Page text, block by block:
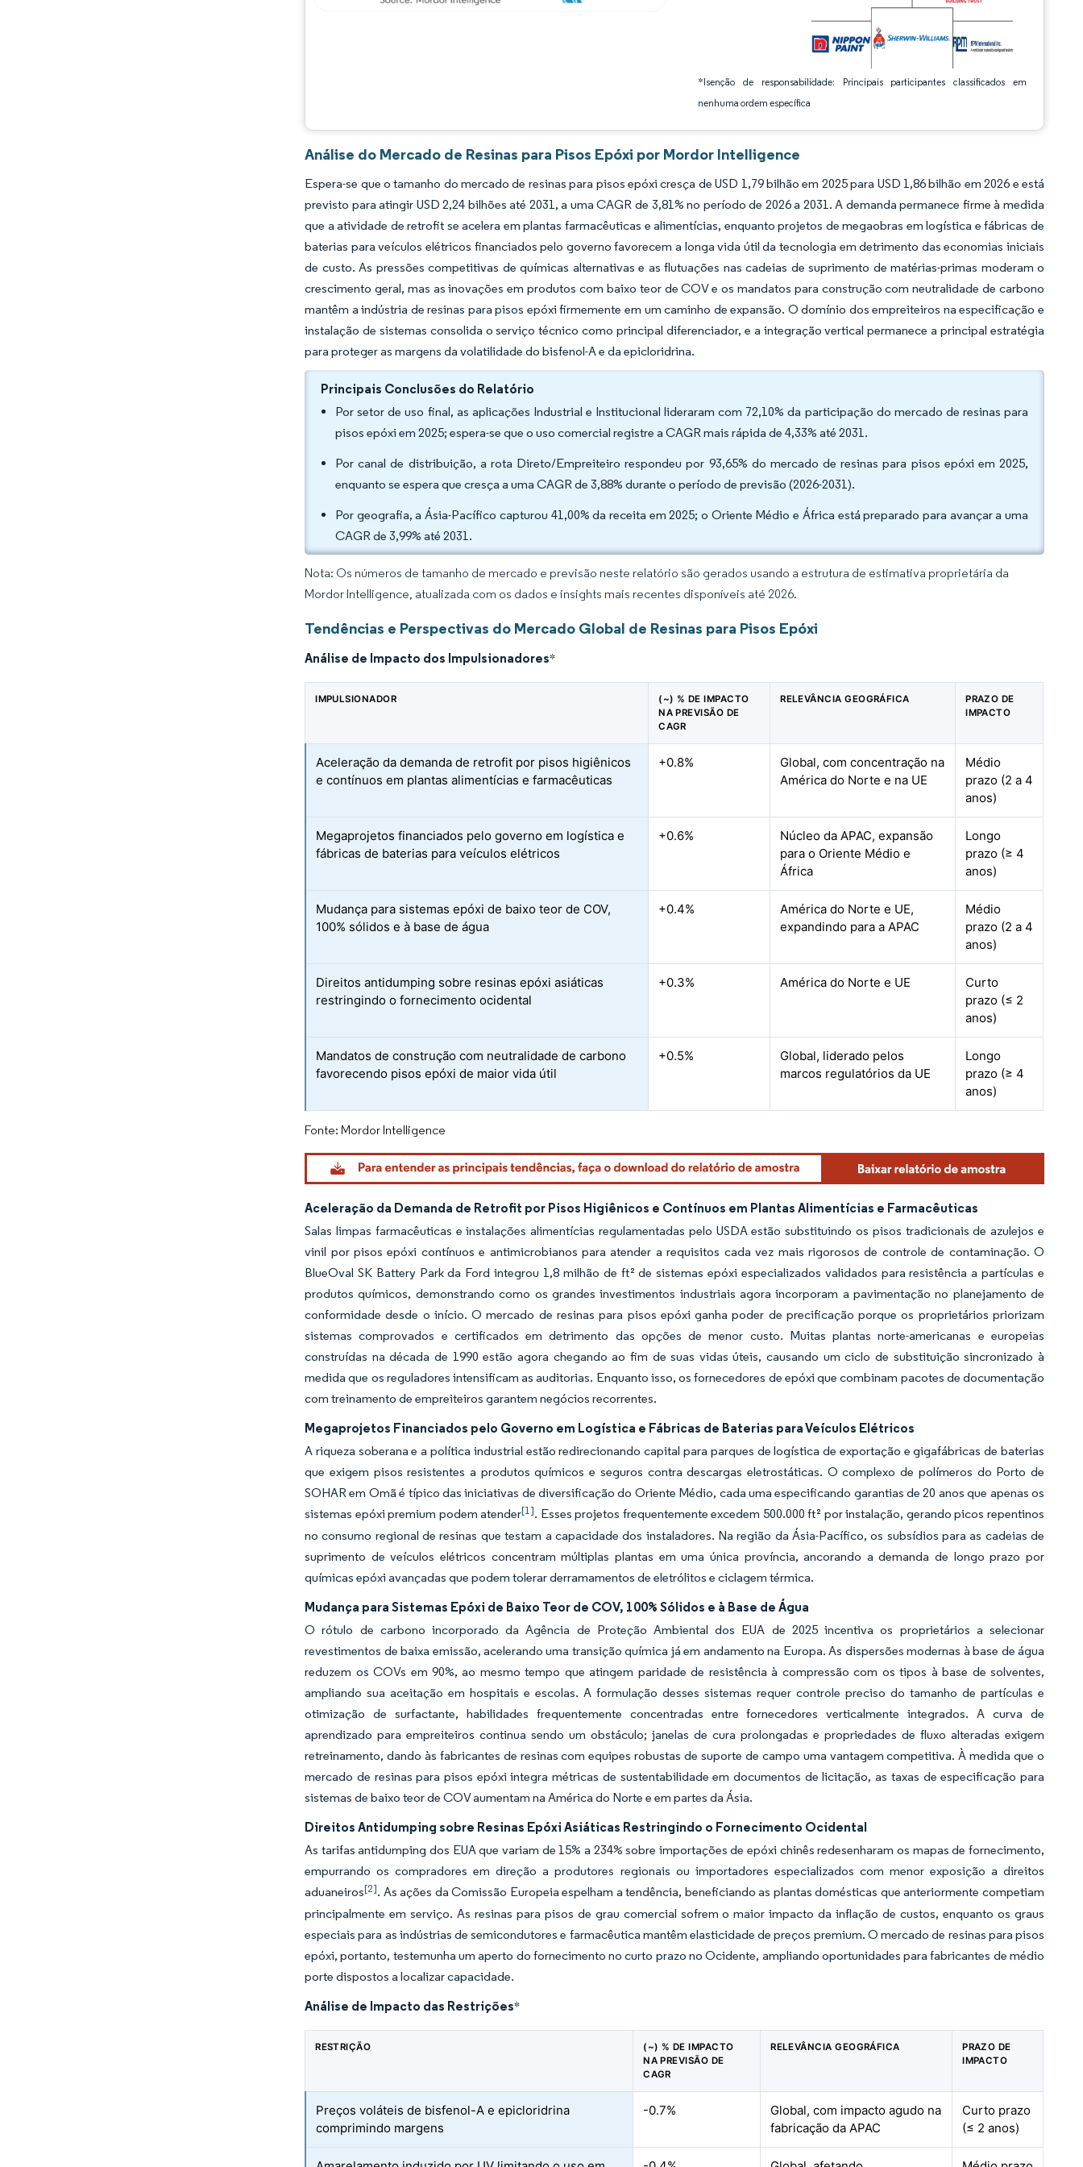
*Isenção de responsabilidade: Principais participantes classificados em
nenhuma ordem específica
Análise do Mercado de Resinas para Pisos Epóxi por Mordor Intelligence
Espera-se que o tamanho do mercado de resinas para pisos epóxi cresça de USD 1,79 bilhão em 2025 para USD 1,86 bilhão em 2026 e está
previsto para atingir USD 2,24 bilhões até 2031, a uma CAGR de 3,81% no período de 2026 a 2031. A demanda permanece firme à medida
que a atividade de retrofit se acelera em plantas farmacêuticas e alimentícias, enquanto projetos de megaobras em logística e fábricas de
baterias para veículos elétricos financiados pelo governo favorecem a longa vida útil da tecnologia em detrimento das economias iniciais
de custo. As pressões competitivas de químicas alternativas e as flutuações nas cadeias de suprimento de matérias-primas moderam o
crescimento geral, mas as inovações em produtos com baixo teor de COV e os mandatos para construção com neutralidade de carbono
mantêm a indústria de resinas para pisos epóxi firmemente em um caminho de expansão. O domínio dos empreiteiros na especificação e
instalação de sistemas consolida o serviço técnico como principal diferenciador, e a integração vertical permanece a principal estratégia
para proteger as margens da volatilidade do bisfenol-A e da epicloridrina.
Principais Conclusões do Relatório
Por setor de uso final, as aplicações Industrial e Institucional lideraram com 72,10% da participação do mercado de resinas para
pisos epóxi em 2025; espera-se que o uso comercial registre a CAGR mais rápida de 4,33% até 2031.
Por canal de distribuição, a rota Direto/Empreiteiro respondeu por 93,65% do mercado de resinas para pisos epóxi em 2025,
enquanto se espera que cresça a uma CAGR de 3,88% durante o período de previsão (2026-2031).
Por geografia, a Ásia-Pacífico capturou 41,00% da receita em 2025; o Oriente Médio e África está preparado para avançar a uma
CAGR de 3,99% até 2031.
Nota: Os números de tamanho de mercado e previsão neste relatório são gerados usando a estrutura de estimativa proprietária da
Mordor Intelligence, atualizada com os dados e insights mais recentes disponíveis até 2026.
Tendências e Perspectivas do Mercado Global de Resinas para Pisos Epóxi
Análise de Impacto dos Impulsionadores*
IMPULSIONADOR
(~) % DE IMPACTO
NA PREVISÃO DE
CAGR
RELEVÂNCIA GEOGRÁFICA
PRAZO DE
IMPACTO
Aceleração da demanda de retrofit por pisos higiênicos
e contínuos em plantas alimentícias e farmacêuticas
+0.8%
Global, com concentração na
América do Norte e na UE
Médio
prazo (2 a 4
anos)
Megaprojetos financiados pelo governo em logística e
fábricas de baterias para veículos elétricos
+0.6%
Núcleo da APAC, expansão
para o Oriente Médio e
África
Longo
prazo (≥ 4
anos)
Mudança para sistemas epóxi de baixo teor de COV,
100% sólidos e à base de água
+0.4%
América do Norte e UE,
expandindo para a APAC
Médio
prazo (2 a 4
anos)
Direitos antidumping sobre resinas epóxi asiáticas
restringindo o fornecimento ocidental
+0.3% América do Norte e UE
Curto
prazo (≤ 2
anos)
Mandatos de construção com neutralidade de carbono
favorecendo pisos epóxi de maior vida útil
+0.5%
Global, liderado pelos
marcos regulatórios da UE
Longo
prazo (≥ 4
anos)
Fonte: Mordor Intelligence
Aceleração da Demanda de Retrofit por Pisos Higiênicos e Contínuos em Plantas Alimentícias e Farmacêuticas
Salas limpas farmacêuticas e instalações alimentícias regulamentadas pelo USDA estão substituindo os pisos tradicionais de azulejos e
vinil por pisos epóxi contínuos e antimicrobianos para atender a requisitos cada vez mais rigorosos de controle de contaminação. O
BlueOval SK Battery Park da Ford integrou 1,8 milhão de ft² de sistemas epóxi especializados validados para resistência a partículas e
produtos químicos, demonstrando como os grandes investimentos industriais agora incorporam a pavimentação no planejamento de
conformidade desde o início. O mercado de resinas para pisos epóxi ganha poder de precificação porque os proprietários priorizam
sistemas comprovados e certificados em detrimento das opções de menor custo. Muitas plantas norte-americanas e europeias
construídas na década de 1990 estão agora chegando ao fim de suas vidas úteis, causando um ciclo de substituição sincronizado à
medida que os reguladores intensificam as auditorias. Enquanto isso, os fornecedores de epóxi que combinam pacotes de documentação
com treinamento de empreiteiros garantem negócios recorrentes.
Megaprojetos Financiados pelo Governo em Logística e Fábricas de Baterias para Veículos Elétricos
A riqueza soberana e a política industrial estão redirecionando capital para parques de logística de exportação e gigafábricas de baterias
que exigem pisos resistentes a produtos químicos e seguros contra descargas eletrostáticas. O complexo de polímeros do Porto de
SOHAR em Omã é típico das iniciativas de diversificação do Oriente Médio, cada uma especificando garantias de 20 anos que apenas os
sistemas epóxi premium podem atender[1]. Esses projetos frequentemente excedem 500.000 ft² por instalação, gerando picos repentinos
no consumo regional de resinas que testam a capacidade dos instaladores. Na região da Ásia-Pacífico, os subsídios para as cadeias de
suprimento de veículos elétricos concentram múltiplas plantas em uma única província, ancorando a demanda de longo prazo por
químicas epóxi avançadas que podem tolerar derramamentos de eletrólitos e ciclagem térmica.
Mudança para Sistemas Epóxi de Baixo Teor de COV, 100% Sólidos e à Base de Água
O rótulo de carbono incorporado da Agência de Proteção Ambiental dos EUA de 2025 incentiva os proprietários a selecionar
revestimentos de baixa emissão, acelerando uma transição química já em andamento na Europa. As dispersões modernas à base de água
reduzem os COVs em 90%, ao mesmo tempo que atingem paridade de resistência à compressão com os tipos à base de solventes,
ampliando sua aceitação em hospitais e escolas. A formulação desses sistemas requer controle preciso do tamanho de partículas e
otimização de surfactante, habilidades frequentemente concentradas entre fornecedores verticalmente integrados. A curva de
aprendizado para empreiteiros continua sendo um obstáculo; janelas de cura prolongadas e propriedades de fluxo alteradas exigem
retreinamento, dando às fabricantes de resinas com equipes robustas de suporte de campo uma vantagem competitiva. À medida que o
mercado de resinas para pisos epóxi integra métricas de sustentabilidade em documentos de licitação, as taxas de especificação para
sistemas de baixo teor de COV aumentam na América do Norte e em partes da Ásia.
Direitos Antidumping sobre Resinas Epóxi Asiáticas Restringindo o Fornecimento Ocidental
As tarifas antidumping dos EUA que variam de 15% a 234% sobre importações de epóxi chinês redesenharam os mapas de fornecimento,
empurrando os compradores em direção a produtores regionais ou importadores especializados com menor exposição a direitos
aduaneiros[2]. As ações da Comissão Europeia espelham a tendência, beneficiando as plantas domésticas que anteriormente competiam
principalmente em serviço. As resinas para pisos de grau comercial sofrem o maior impacto da inflação de custos, enquanto os graus
especiais para as indústrias de semicondutores e farmacêutica mantêm elasticidade de preços premium. O mercado de resinas para pisos
epóxi, portanto, testemunha um aperto do fornecimento no curto prazo no Ocidente, ampliando oportunidades para fabricantes de médio
porte dispostos a localizar capacidade.
Análise de Impacto das Restrições*
RESTRIÇÃO
(~) % DE IMPACTO
NA PREVISÃO DE
CAGR
RELEVÂNCIA GEOGRÁFICA
PRAZO DE
IMPACTO
Preços voláteis de bisfenol-A e epicloridrina
comprimindo margens
-0.7%
Global, com impacto agudo na
fabricação da APAC
Curto prazo
(≤ 2 anos)